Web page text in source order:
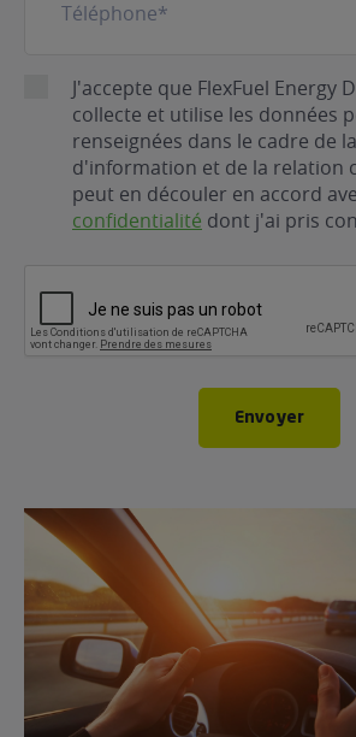
RGPDJ'accepte que FlexFuel Energy
collecte et utilise les données
renseignées dans le cadre de
d'information et de la relation
peut en découler en accord
confidentialité dont j'ai pris
Envoyer